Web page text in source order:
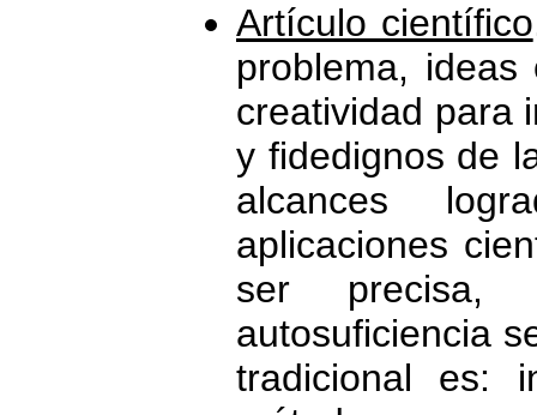
Artículo científico
problema,
creatividad para
y fidedignos de
alcances
aplicaciones
ser
autosuficiencia
tradicional es: